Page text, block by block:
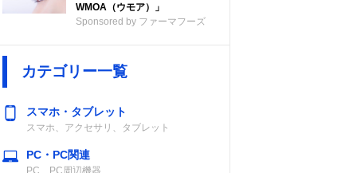
WMOA（ウモア）」
Sponsored by ファーマフーズ
カテゴリー一覧
スマホ・タブレット
スマホ、アクセサリ、タブレット
PC・PC関連